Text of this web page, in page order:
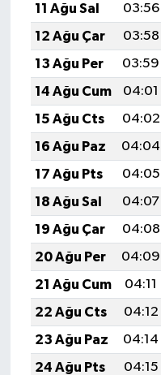
11 Ağu Sal
03:56
12 Ağu Çar
03:58
13 Ağu Per
03:59
14 Ağu Cum
04:01
15 Ağu Cts
04:02
16 Ağu Paz
04:04
17 Ağu Pts
04:05
18 Ağu Sal
04:07
19 Ağu Çar
04:08
20 Ağu Per
04:09
21 Ağu Cum
04:11
22 Ağu Cts
04:12
23 Ağu Paz
04:14
24 Ağu Pts
04:15